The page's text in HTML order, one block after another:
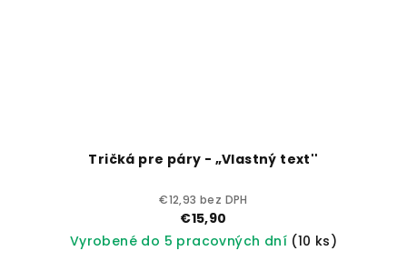
Tričká pre páry - „Vlastný text''
€12,93 bez DPH
€15,90
Vyrobené do 5 pracovných dní (10 ks)